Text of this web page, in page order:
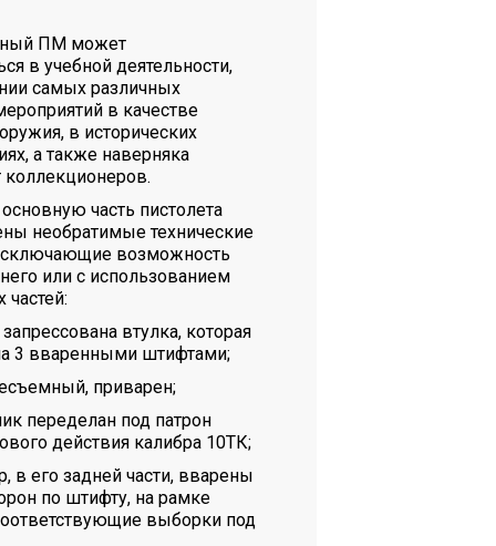
ПМ может
в учебной деятельности,
самых различных
в качестве
в исторических
а также наверняка
коллекционеров.
часть пистолета
необратимые технические
возможность
или с использованием
частей:
втулка, которая
3 вваренными штифтами;
приварен;
переделан под патрон
действия калибра 10ТК;
в его задней части, вварены
по штифту, на рамке
выборки под